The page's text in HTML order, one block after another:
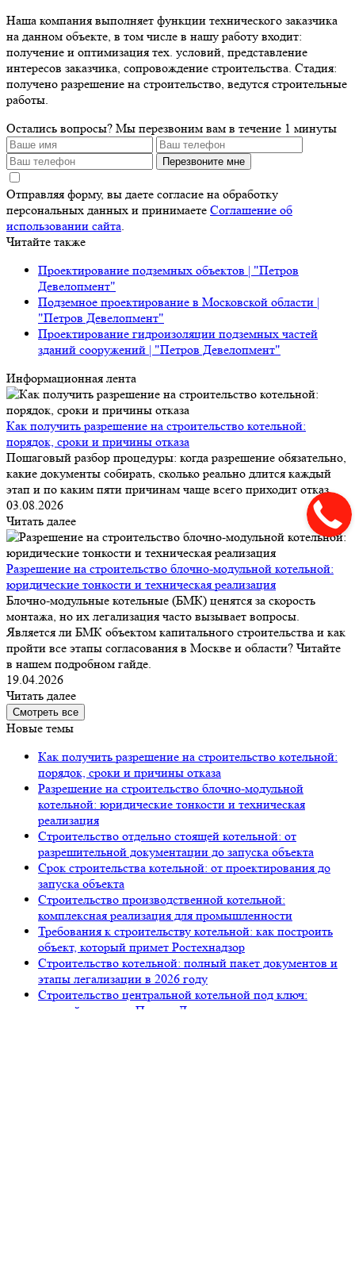
Наша компания выполняет функции технического заказчика
на данном объекте, в том числе в нашу работу входит:
получение и оптимизация тех. условий, представление
интересов заказчика, сопровождение строительства. Стадия:
получено разрешение на строительство, ведутся строительные
работы.
Остались вопросы? Мы перезвоним вам в течение 1 минуты
Перезвоните мне
Отправляя форму, вы даете согласие на обработку
персональных данных и принимаете Соглашение об
использовании сайта
Читайте также
Проектирование подземных объектов | "Петров
Девелопмент"
Подземное проектирование в Московской области |
"Петров Девелопмент"
Проектирование гидроизоляции подземных частей
зданий сооружений | "Петров Девелопмент"
Информационная лента
Как получить разрешение на строительство котельной:
порядок, сроки и причины отказа
Пошаговый разбор процедуры: когда разрешение обязательно,
какие документы собирать, сколько реально длится каждый
этап и по каким пяти причинам чаще всего приходит отказ.
03.08.2026
Читать далее
Разрешение на строительство блочно-модульной котельной:
юридические тонкости и техническая реализация
Блочно-модульные котельные (БМК) ценятся за скорость
монтажа, но их легализация часто вызывает вопросы.
Является ли БМК объектом капитального строительства и как
пройти все этапы согласования в Москве и области? Читайте
в нашем подробном гайде.
19.04.2026
Читать далее
Смотреть все
Новые темы
Как получить разрешение на строительство котельной:
порядок, сроки и причины отказа
Разрешение на строительство блочно-модульной
котельной: юридические тонкости и техническая
реализация
Строительство отдельно стоящей котельной: от
разрешительной документации до запуска объекта
Срок строительства котельной: от проектирования до
запуска объекта
Строительство производственной котельной:
комплексная реализация для промышленности
Требования к строительству котельной: как построить
объект, который примет Ростехнадзор
Строительство котельной: полный пакет документов и
этапы легализации в 2026 году
Строительство центральной котельной под ключ:
полный цикл от «Петров Девелопмент»